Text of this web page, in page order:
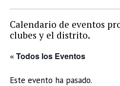
Calendario de eventos
clubes y el distrito.
« Todos los Eventos
Este evento ha pasado.